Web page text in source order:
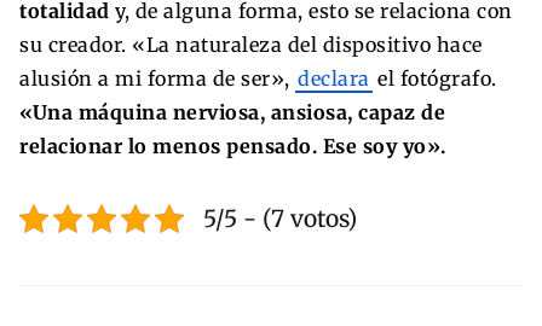
totalidad y, de alguna forma, esto se relaciona con
su creador. «La naturaleza del dispositivo hace
alusión a mi forma de ser», declara el fotógrafo.
«Una máquina nerviosa, ansiosa, capaz de
relacionar lo menos pensado. Ese soy yo».
5/5 - (7 votos)